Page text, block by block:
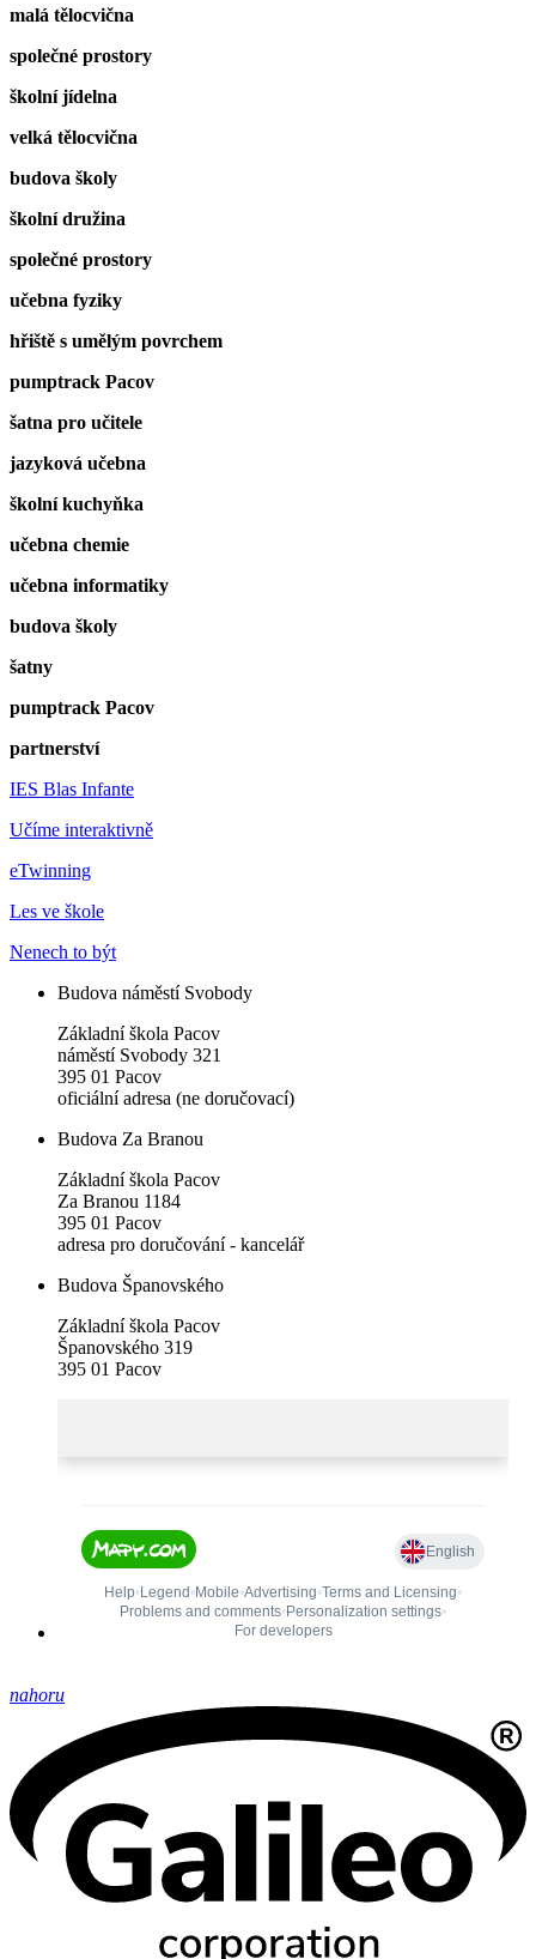
malá tělocvična
společné prostory
školní jídelna
velká tělocvična
budova školy
školní družina
společné prostory
učebna fyziky
hřiště s umělým povrchem
pumptrack Pacov
šatna pro učitele
jazyková učebna
školní kuchyňka
učebna chemie
učebna informatiky
budova školy
šatny
pumptrack Pacov
partnerství
IES Blas Infante
Učíme interaktivně
eTwinning
Les ve škole
Nenech to být
Budova náměstí Svobody
Základní škola Pacov
náměstí Svobody 321
395 01 Pacov
oficiální adresa (ne doručovací)
Budova Za Branou
Základní škola Pacov
Za Branou 1184
395 01 Pacov
adresa pro doručování - kancelář
Budova Španovského
Základní škola Pacov
Španovského 319
395 01 Pacov
nahoru